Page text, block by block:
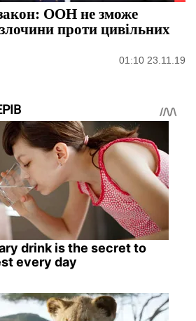
ООН не зможе
проти цивільних
01:10 23.11.19
drink is the secret to
every day